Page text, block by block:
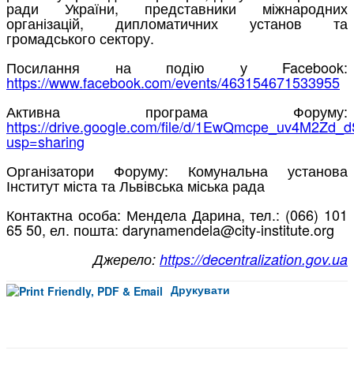
ради України, представники міжнародних
організацій, дипломатичних установ та
громадського сектору.
Посилання на подію у Facebook:
https://www.facebook.com/events/463154671533955
Активна програма Форуму:
https://drive.google.com/file/d/
usp=sharing
Організатори Форуму: Комунальна установа
Інститут міста та Львівська міська рада
Контактна особа: Мендела Дарина, тел.: (066) 101
65 50, ел. пошта: darynamendela@city-institute.org
Джерело: https://decentralization.gov.ua
Друкувати